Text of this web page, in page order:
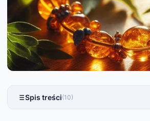
Spis treści(10)